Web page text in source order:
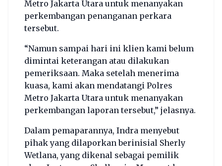
Metro Jakarta Utara untuk menanyakan
perkembangan penanganan perkara
tersebut.
“Namun sampai hari ini klien kami belum
dimintai keterangan atau dilakukan
pemeriksaan. Maka setelah menerima
kuasa, kami akan mendatangi Polres
Metro Jakarta Utara untuk menanyakan
perkembangan laporan tersebut,” jelasnya.
Dalam pemaparannya, Indra menyebut
pihak yang dilaporkan berinisial Sherly
Wetlana, yang dikenal sebagai pemilik